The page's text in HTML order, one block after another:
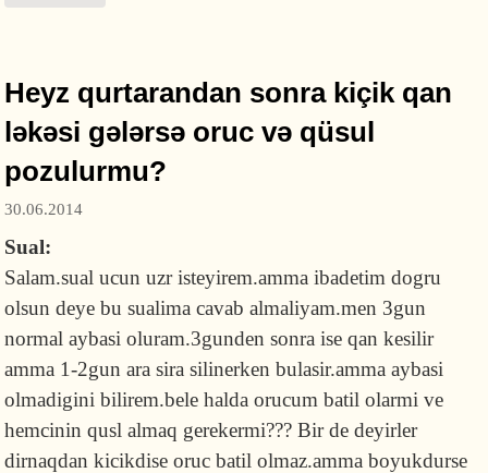
Heyz qurtarandan sonra kiçik qan
ləkəsi gələrsə oruc və qüsul
pozulurmu?
30.06.2014
Sual:
Salam.sual ucun uzr isteyirem.amma ibadetim dogru
olsun deye bu sualima cavab almaliyam.men 3gun
normal aybasi oluram.3gunden sonra ise qan kesilir
amma 1-2gun ara sira silinerken bulasir.amma aybasi
olmadigini bilirem.bele halda orucum batil olarmi ve
hemcinin qusl almaq gerekermi??? Bir de deyirler
dirnaqdan kicikdise oruc batil olmaz.amma boyukdurse